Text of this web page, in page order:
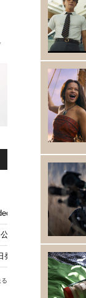
にて見放題独占配信
開映像
売